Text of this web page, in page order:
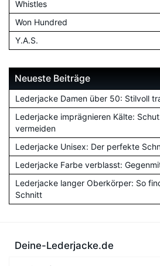
Whistles
Won Hundred
Y.A.S.
Neueste Beiträge
Lederjacke Damen über 50: Stilvoll
Lederjacke imprägnieren Kälte:
vermeiden
Lederjacke Unisex: Der perfekte
Lederjacke Farbe verblasst:
Lederjacke langer Oberkörper: So
Schnitt
Deine-Lederjacke.de